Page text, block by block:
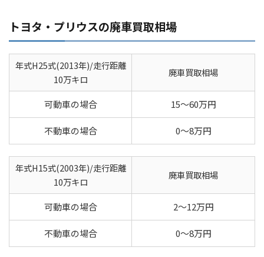
トヨタ・プリウスの廃車買取相場
年式H25式(2013年)/走行距離
10万キロ
廃車買取相場
可動車の場合 15～60万円
不動車の場合 0～8万円
年式H15式(2003年)/走行距離
10万キロ
廃車買取相場
可動車の場合 2～12万円
不動車の場合 0～8万円